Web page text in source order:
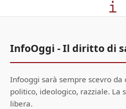
InfoOggi - Il diritto di
Infooggi sarà sempre scevro
politico, ideologico, razziale. La
libera.